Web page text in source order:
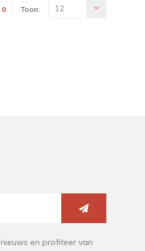
0 Toon: 12
en profiteer van